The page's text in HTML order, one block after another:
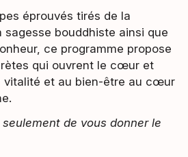
éprouvés tirés de la
sagesse bouddhiste ainsi que
ce programme propose
qui ouvrent le cœur et
vitalité et au bien-être au cœur
de vous donner le